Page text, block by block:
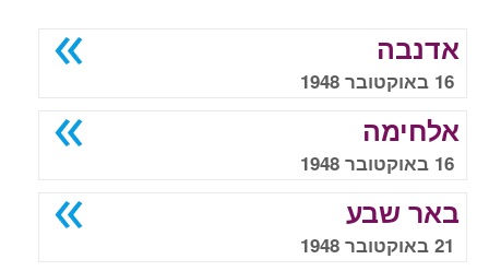
אדנבה
16 באוקטובר 1948
אלחימה
16 באוקטובר 1948
באר שבע
21 באוקטובר 1948